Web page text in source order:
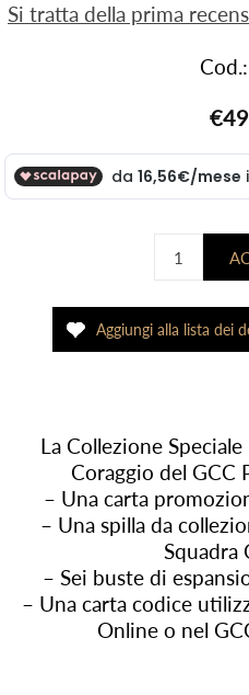
Si tratta della prima
Cod.:
La Collezione
Coraggio del GCC
– Una carta
– Una spilla da
Squadra
– Sei buste di
– Una carta codice
Online o nel